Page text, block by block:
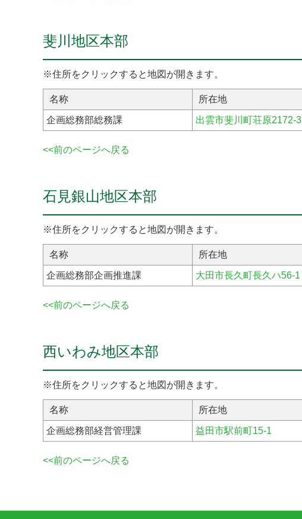
斐川地区本部
※住所をクリックすると地図が開きます。
名称 所在地
企画総務部総務課 出雲市斐川町荘原2172-3
<<前のページへ戻る
石見銀山地区本部
※住所をクリックすると地図が開きます。
名称 所在地
企画総務部企画推進課 大田市長久町長久ハ56-1
<<前のページへ戻る
西いわみ地区本部
※住所をクリックすると地図が開きます。
名称 所在地
企画総務部経営管理課 益田市駅前町15-1
<<前のページへ戻る